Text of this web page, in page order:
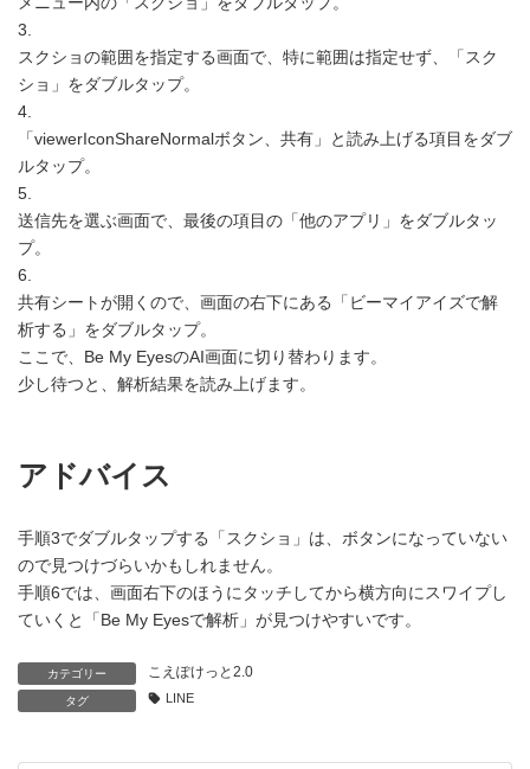
3.
スクショの範囲を指定する画面で、特に範囲は指定せず、「スク
ショ」をダブルタップ。
4.
「viewerIconShareNormalボタン、共有」と読み上げる項目をダブ
ルタップ。
5.
送信先を選ぶ画面で、最後の項目の「他のアプリ」をダブルタッ
プ。
6.
共有シートが開くので、画面の右下にある「ビーマイアイズで解
析する」をダブルタップ。
ここで、Be My EyesのAI画面に切り替わります。
少し待つと、解析結果を読み上げます。
アドバイス
手順3でダブルタップする「スクショ」は、ボタンになっていない
ので見つけづらいかもしれません。
手順6では、画面右下のほうにタッチしてから横方向にスワイプし
ていくと「Be My Eyesで解析」が見つけやすいです。
カテゴリー こえぽけっと2.0
タグ LINE